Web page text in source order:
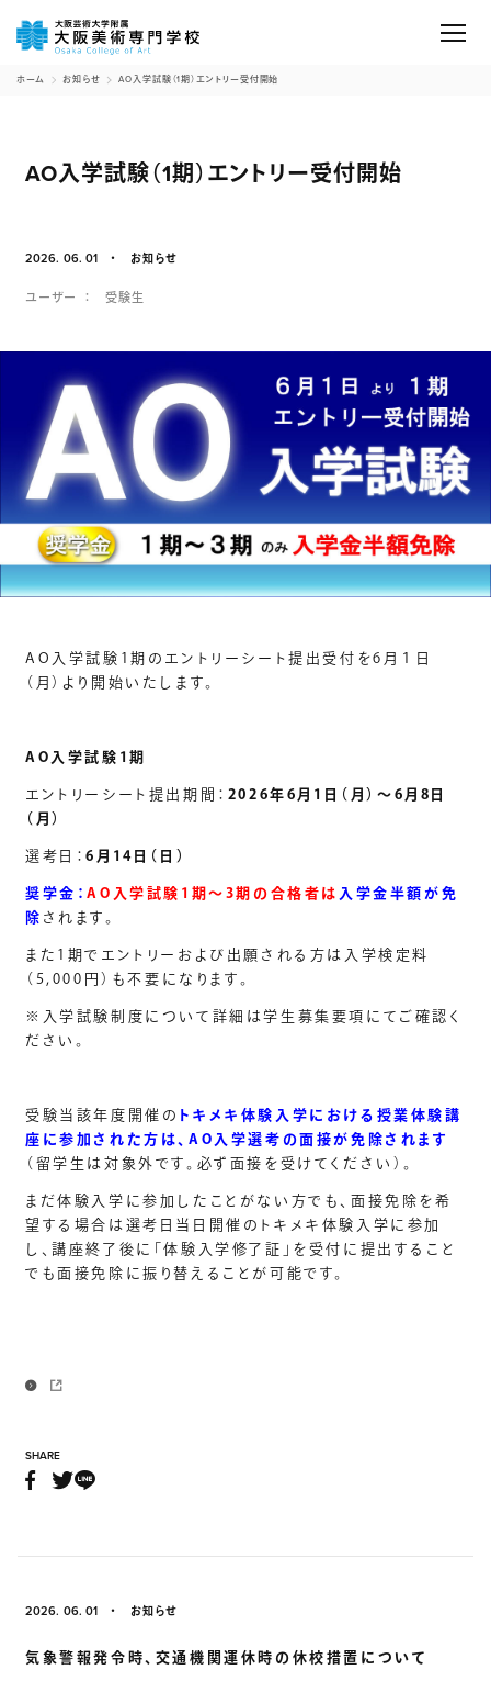
ホーム お知らせ AO入学試験（1期）エントリー受付開始
AO入学試験（1期）エントリー受付開始
2026. 06. 01 お知らせ
ユーザー 受験生
AO入学試験1期のエントリーシート提出受付を6月１日
（月）より開始いたします。
AO入学試験1期
エントリーシート提出期間： 2026年6月1日（月）～6月8日
（月）
選考日：6月14日（日）
奨学金：AO入学試験1期～3期の合格者は 入学金半額が免
除 されます。
また1期でエントリーおよび出願される方は入学検定料
（5,000円）も不要になります。
※入学試験制度について詳細は学生募集要項にてご確認く
ださい。
受験当該年度開催の トキメキ体験入学における授業体験講
座に参加された方は、AO入学選考の面接が免除されます
（留学生は対象外です。必ず面接を受けてください）。
まだ体験入学に参加したことがない方でも、面接免除を希
望する場合は選考日当日開催のトキメキ体験入学に参加
し、講座終了後に「体験入学修了証」を受付に提出すること
でも面接免除に振り替えることが可能です。
SHARE
2026. 06. 01 お知らせ
気象警報発令時、交通機関運休時の休校措置について